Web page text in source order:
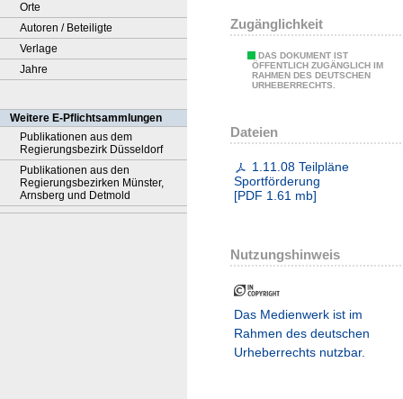
Orte
Autoren / Beteiligte
Verlage
Jahre
Weitere E-Pflichtsammlungen
Publikationen aus dem
Regierungsbezirk Düsseldorf
Publikationen aus den
Regierungsbezirken Münster,
Arnsberg und Detmold
Zugänglichkeit
DAS DOKUMENT IST
ÖFFENTLICH ZUGÄNGLICH IM
RAHMEN DES DEUTSCHEN
URHEBERRECHTS.
Dateien
1.11.08 Teilpläne
Sportförderung
[PDF 1.61 mb]
Nutzungshinweis
Das Medienwerk ist im
Rahmen des deutschen
Urheberrechts nutzbar.